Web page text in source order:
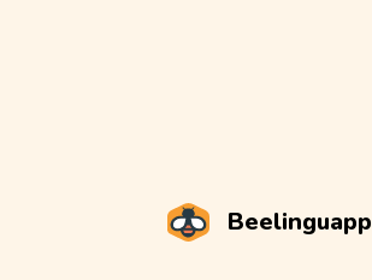
Beelinguapp